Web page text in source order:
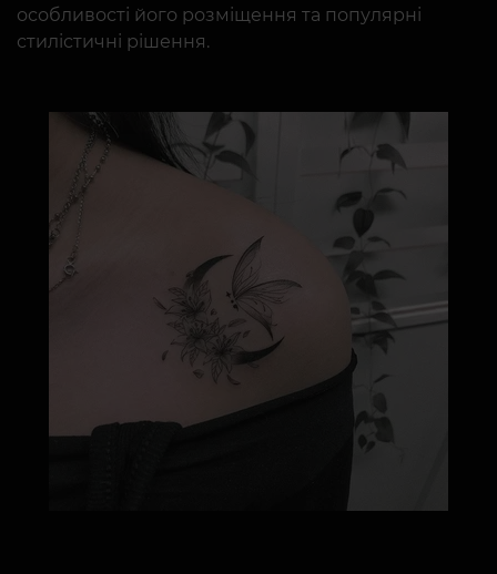
особливості його розміщення та популярні
стилістичні рішення.